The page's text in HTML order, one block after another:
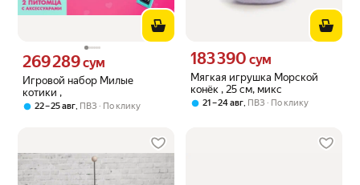
Игровой набор Милые
котики ,
Цена 269289 сум вместо
269 289сум
22 – 25 авг, ПВЗ По клику
Мягкая игрушка Морской
конёк , 25 см, микс
Цена 183390 сум вместо
183 390 сум
21 – 24 авг, ПВЗ По клику